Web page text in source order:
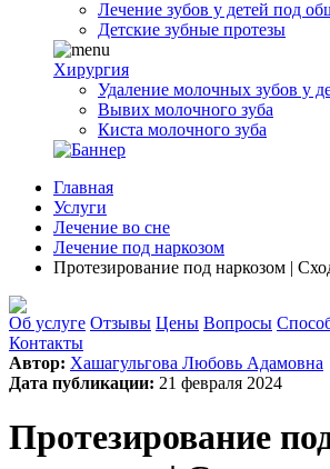
Лечение зубов у детей под
Детские зубные протезы
Хирургия
Удаление молочных зубов у
Вывих молочного зуба
Киста молочного зуба
Главная
Услуги
Лечение во сне
Лечение под наркозом
Протезирование под наркозом |
Об услуге Отзывы Цены Вопросы
Контакты
Автор: Хашагульгова Любовь Адамовна
Дата публикации: 21 февраля 2024
Протезирование